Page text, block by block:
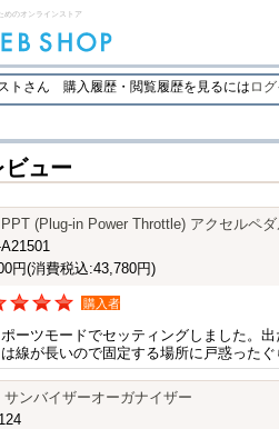
めのオンラインストア
トさん 購入履歴・閲覧履歴を見るには ロ
ュー
PPT (Plug-in Power Throttle) アクセルペ
円(消費税込:43,780円)
購入者
ーツモードでセッティングしました。
線が長いので固定する場所に戸惑ったぐ
サンバイザーオーガナイザー